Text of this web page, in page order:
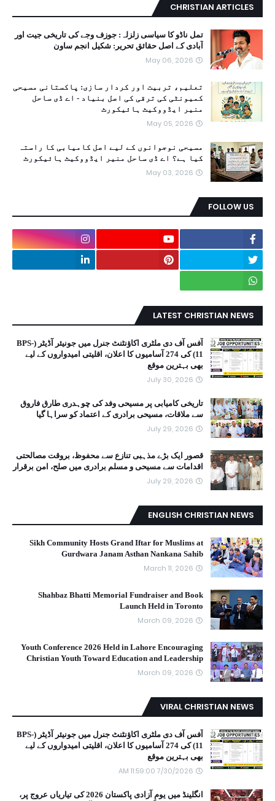
CHRISTIAN ARTICLES
تمل ناڈو کا سیاسی زلزلہ: جوزف وجے کی تاریخی جیت اور
آبادی کے اصل حقائق تحریر: شکیل انجم ساون
May 06, 2026
تعلیم، تربیت اور کردار سازی: پاکستانی مسیحی
کمیونٹی کی ترقی کی اصل بنیاد - اے ڈی ساحل
منیر ایڈووکیٹ ہائیکورٹ
May 05, 2026
مسیحی نوجوانوں کے لیے اصل کامیابی کا راستہ
کیا ہے؟ اے ڈی ساحل منیر ایڈووکیٹ ہائیکورٹ
May 03, 2026
FOLLOW US
LATEST CHRISTIAN NEWS
آفس آف دی ملٹری اکاؤنٹنٹ جنرل میں جونیئر آڈیٹر (BPS-
11) کی 274 آسامیوں کا اعلان، اقلیتی امیدواروں کے لیے
بھی بہترین موقع
July 30, 2026
تاریخی کامیابی پر مسیحی وفد کی چوہدری طارق فاروق
سے ملاقات، مسیحی برادری کے اعتماد کو سراہا گیا
July 29, 2026
قصور ایک بڑے مذہبی تنازع سے محفوظ، بروقت مصالحتی
اقدامات سے مسیحی و مسلم برادری میں صلح، امن برقرار
July 29, 2026
ENGLISH CHRISTIAN NEWS
Sikh Community Hosts Grand Iftar for Muslims at
Gurdwara Janam Asthan Nankana Sahib
March 11, 2026
Shahbaz Bhatti Memorial Fundraiser and Book
Launch Held in Toronto
March 09, 2026
Youth Conference 2026 Held in Lahore Encouraging
Christian Youth Toward Education and Leadership
March 09, 2026
VIRAL CHRISTIAN NEWS
آفس آف دی ملٹری اکاؤنٹنٹ جنرل میں جونیئر آڈیٹر (BPS-
11) کی 274 آسامیوں کا اعلان، اقلیتی امیدواروں کے لیے
بھی بہترین موقع
7/30/2026 11:59:00 AM
انگلینڈ میں یومِ آزادی پاکستان 2026 کی تیاریاں عروج پر،